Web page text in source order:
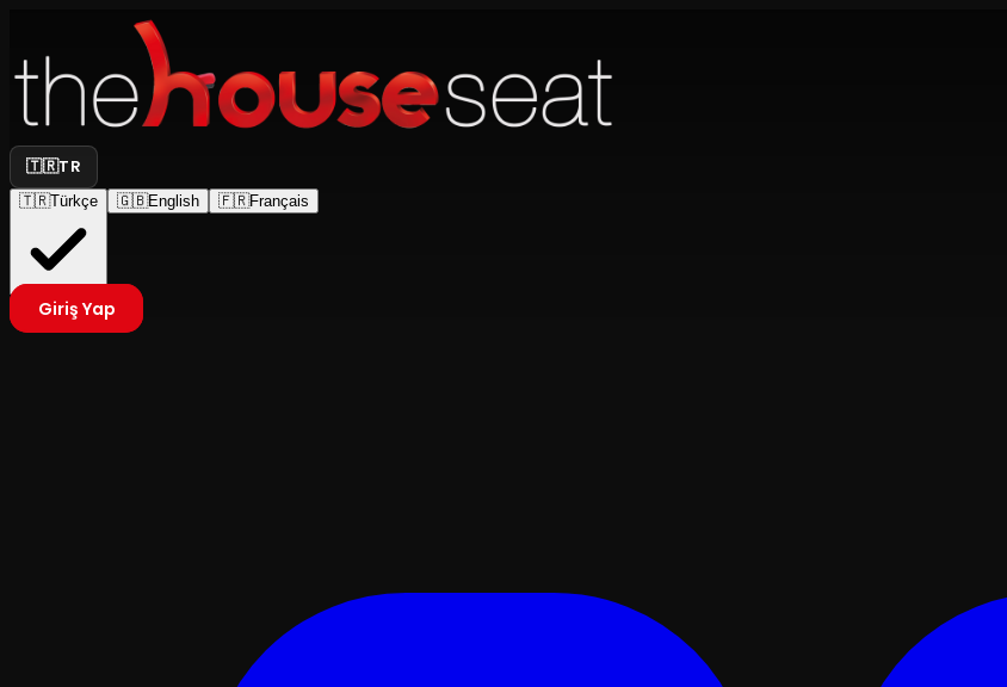
🇹🇷TR
🇹🇷Türkçe 🇬🇧English 🇫🇷Français
Giriş Yap